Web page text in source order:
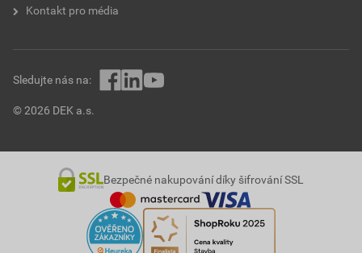
Kontakt pro média
© 2026 DEK a.s.
Sledujte nás na:
Bezpečné nakupování díky šifrování SSL